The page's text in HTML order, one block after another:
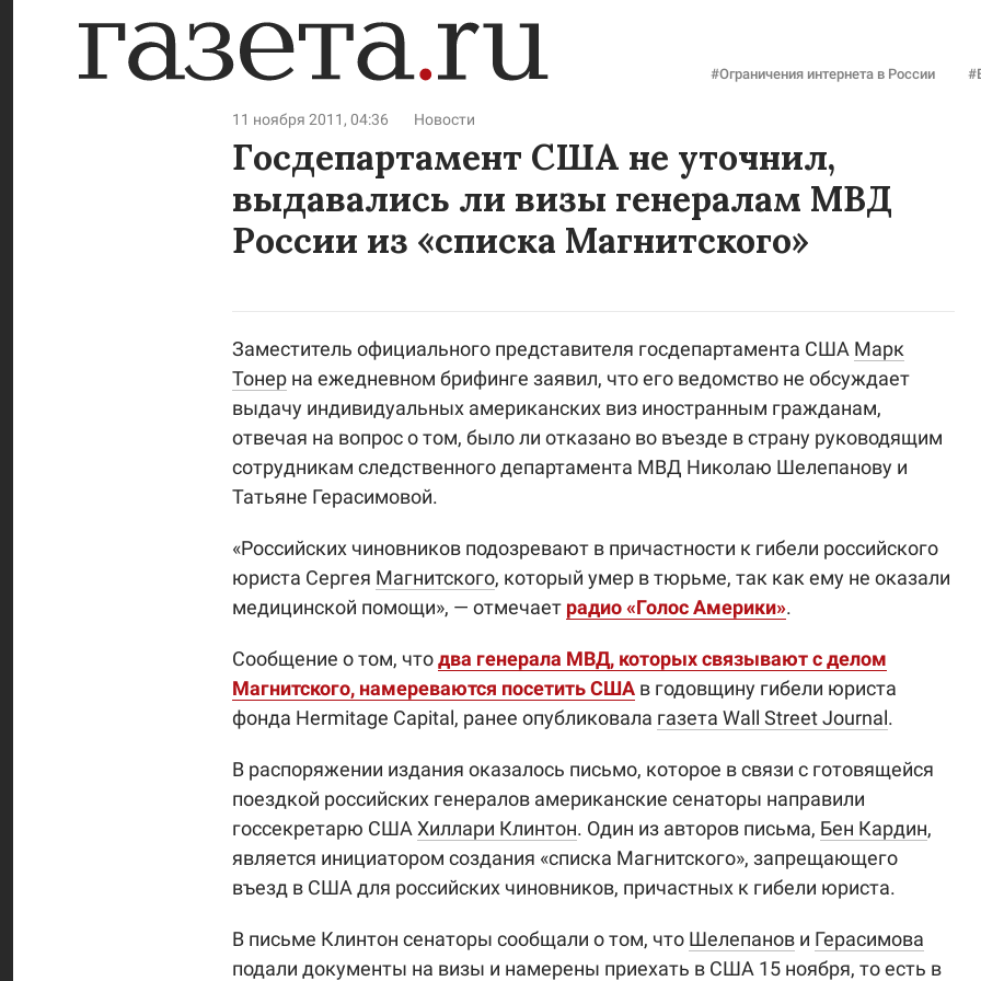
#Ограничения интернета в России
11 ноября 2011, 04:36 Новости
Госдепартамент США не уточнил,
выдавались ли визы генералам МВД
России из «списка Магнитского»
Заместитель официального представителя госдепартамента США Mарк
Тонер на ежедневном брифинге заявил, что его ведомство не обсуждает
выдачу индивидуальных американских виз иностранным гражданам,
отвечая на вопрос о том, было ли отказано во въезде в страну руководящим
сотрудникам cледственного департамента МВД Николаю Шелепанову и
Татьяне Герасимовой.
«Российских чиновников подозревают в причастности к гибели российского
юриста Сергея Магнитского, который умер в тюрьме, так как ему не оказали
медицинской помощи», — отмечает радио «Голос Америки».
Сообщение о том, чтодва генерала МВД, которых связывают с делом
Магнитского, намереваются посетить США в годовщину гибели юриста
фонда Hermitage Capital, ранее опубликовала газета Wall Street Journal.
В распоряжении издания оказалось письмо, которое в связи с готовящейся
поездкой российских генералов американские сенаторы направили
госсекретарю США Хиллари Клинтон. Один из авторов письма, Бен Кардин,
является инициатором создания «списка Магнитского», запрещающего
въезд в США для российских чиновников, причастных к гибели юриста.
В письме Клинтон сенаторы сообщали о том, что Шелепанов и Герасимова
подали документы на визы и намерены приехать в США 15 ноября, то есть в